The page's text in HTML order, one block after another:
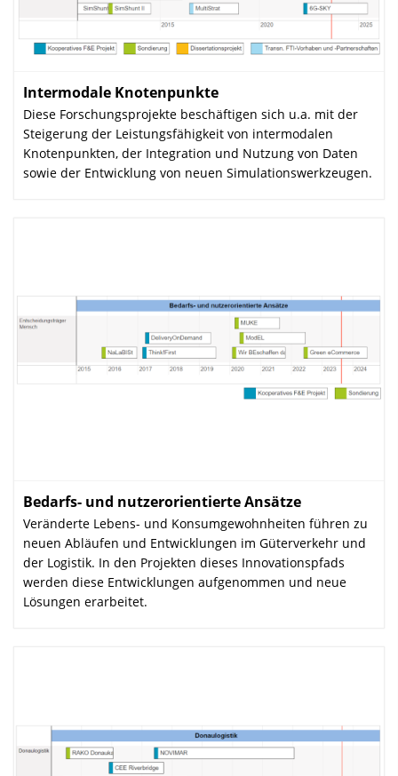
Intermodale Knotenpunkte
Diese Forschungsprojekte beschäftigen sich u.a. mit der
Steigerung der Leistungsfähigkeit von intermodalen
Knotenpunkten, der Integration und Nutzung von Daten
sowie der Entwicklung von neuen Simulationswerkzeugen.
Bedarfs- und nutzerorientierte Ansätze
Veränderte Lebens- und Konsum­gewohnheiten führen zu
neuen Abläufen und Entwicklungen im Güterverkehr und
der Logistik. In den Projekten dieses Innovationspfads
werden diese Entwicklungen aufgenommen und neue
Lösungen erarbeitet.